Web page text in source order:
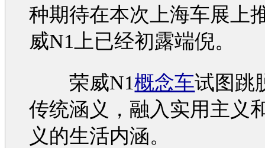
种期待在本次 上海车展 上
威N1 上已经初露端倪。
荣威N1概念车试图跳
传统涵义，融入实用主义
义的生活内涵。